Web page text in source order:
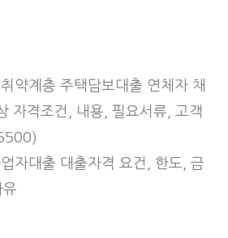
약계층 주택담보대출 연체자 채
자격조건, 내용, 필요서류, 고객
자대출 대출자격 요건, 한도, 금
유